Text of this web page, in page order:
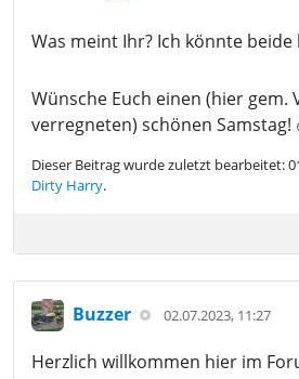
Was meint Ihr? Ich könnte
Wünsche Euch einen (hier gem.
verregneten) schönen Samstag!
Dieser Beitrag wurde zuletzt bearbeitet:
Dirty Harry.
Buzzer 02.07.2023, 11:27
Herzlich willkommen hier im